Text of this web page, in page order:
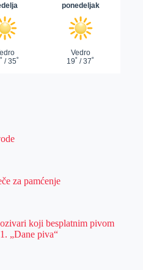
za pamćenje
koji besplatnim pivom
„Dane piva“